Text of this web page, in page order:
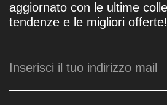
aggiornato con le ultime
tendenze e le migliori offerte!